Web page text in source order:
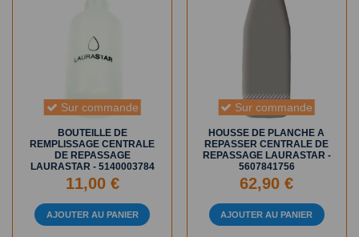
Sur commande
BOUTEILLE DE
REMPLISSAGE CENTRALE
DE REPASSAGE
LAURASTAR - 5140003784
11,00 €
AJOUTER AU PANIER
Sur commande
HOUSSE DE PLANCHE A
REPASSER CENTRALE DE
REPASSAGE LAURASTAR -
5607841756
62,90 €
AJOUTER AU PANIER